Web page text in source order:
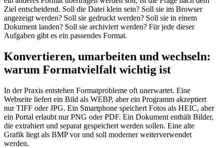
Ziel entscheidend. Soll die Datei klein sein? Soll sie im Browser
angezeigt werden? Soll sie gedruckt werden? Soll sie in einem
Dokument landen? Soll sie archiviert werden? Für jede dieser
Aufgaben gibt es ein passendes Format.
Konvertieren, umarbeiten und wechseln:
warum Formatvielfalt wichtig ist
In der Praxis entstehen Formatprobleme oft unerwartet. Eine
Webseite liefert ein Bild als WEBP, aber ein Programm akzeptiert
nur TIFF oder JPG. Ein Smartphone speichert Fotos als HEIC, aber
ein Portal erlaubt nur PNG oder PDF. Ein Dokument enthält Bilder,
die extrahiert und separat gespeichert werden sollen. Eine alte
Grafik liegt als BMP vor und soll moderner weiterverwendet
werden.